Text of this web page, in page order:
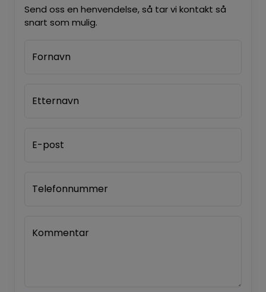
Send oss en henvendelse, så tar vi kontakt så
snart som mulig.
Fornavn
Etternavn
E-post
Telefonnummer
Kommentar